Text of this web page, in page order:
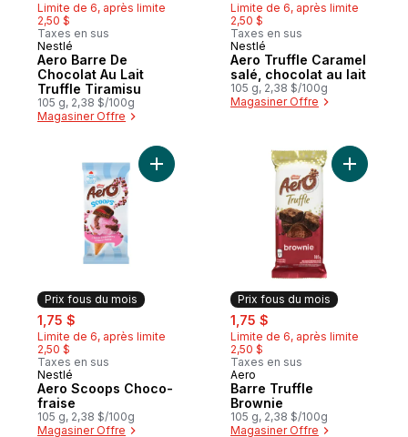
Limite de 6, après limite
2,50 $
Taxes en sus
Prix fous du mois
Nestlé
Aero Barre De
Chocolat Au Lait
Truffle Tiramisu
105 g, 2,38 $/100g
Magasiner Offre
Limite de 6, après limite
2,50 $
Taxes en sus
Prix fous du mois
Nestlé
Aero Truffle Caramel
salé, chocolat au lait
105 g, 2,38 $/100g
Magasiner Offre
Prix fous du mois
sale:
1,75 $
Limite de 6, après limite
2,50 $
Taxes en sus
Prix fous du mois
Nestlé
Aero Scoops Choco-
fraise
105 g, 2,38 $/100g
Magasiner Offre
Ajouter Aero Scoops Choco-fraise au
Prix fous du mois
sale:
1,75 $
Limite de 6, après limite
2,50 $
Taxes en sus
Prix fous du mois
Aero
Barre Truffle
Brownie
105 g, 2,38 $/100g
Magasiner Offre
Ajouter